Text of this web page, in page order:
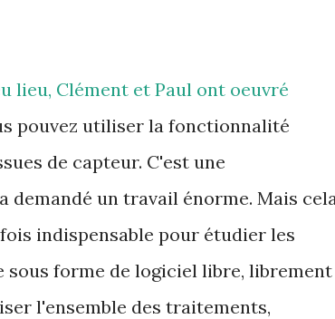
lieu, Clément et Paul ont oeuvré
pouvez utiliser la fonctionnalité
de capteur. C'est une
un travail énorme. Mais
indispensable pour étudier les
forme de logiciel libre, librement
l'ensemble des traitements,